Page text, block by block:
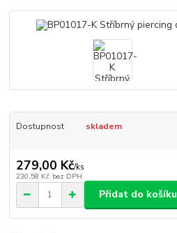
Dostupnost skladem
279,00 Kč/ks
230,58 Kč bez DPH
Přidat do košíku